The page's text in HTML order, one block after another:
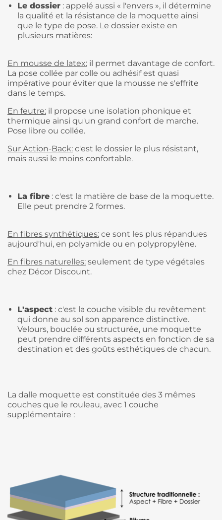
Le dossier : appelé aussi « l'envers », il détermine
la qualité et la résistance de la moquette ainsi
que le type de pose. Le dossier existe en
plusieurs matières:
En mousse de latex: il permet davantage de confort.
La pose collée par colle ou adhésif est quasi
impérative pour éviter que la mousse ne s'effrite
dans le temps.
En feutre: il propose une isolation phonique et
thermique ainsi qu'un grand confort de marche.
Pose libre ou collée.
Sur Action-Back: c'est le dossier le plus résistant,
mais aussi le moins confortable.
La fibre : c'est la matière de base de la moquette.
Elle peut prendre 2 formes.
En fibres synthétiques: ce sont les plus répandues
aujourd'hui, en polyamide ou en polypropylène.
En fibres naturelles: seulement de type végétales
chez Décor Discount.
L'aspect : c'est la couche visible du revêtement
qui donne au sol son apparence distinctive.
Velours, bouclée ou structurée, une moquette
peut prendre différents aspects en fonction de sa
destination et des goûts esthétiques de chacun.
La dalle moquette est constituée des 3 mêmes
couches que le rouleau, avec 1 couche
supplémentaire :